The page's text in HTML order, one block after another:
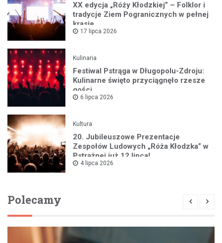
XX edycja „Róży Kłodzkiej” – Folklor i
tradycje Ziem Pogranicznych w pełnej
krasie
17 lipca 2026
Kulinaria
Festiwal Pstrąga w Długopolu-Zdroju:
Kulinarne święto przyciągnęło rzesze
gości
6 lipca 2026
Kultura
20. Jubileuszowe Prezentacje
Zespołów Ludowych „Róża Kłodzka” w
Pstrążnej już 12 lipca!
4 lipca 2026
Polecamy